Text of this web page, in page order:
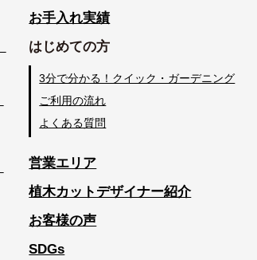
お手入れ実績
はじめての方
3分で分かる！クイック・ガーデニング
ご利用の流れ
よくある質問
営業エリア
植木カットデザイナー紹介
お客様の声
SDGs